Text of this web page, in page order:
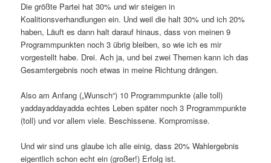
Die größte Partei hat 30% und wir steigen in
Koalitionsverhandlungen ein. Und weil die halt 30% und ich 20%
haben, Läuft es dann halt darauf hinaus, dass von meinen 9
Programmpunkten noch 3 übrig bleiben, so wie ich es mir
vorgestellt habe. Drei. Ach ja, und bei zwei Themen kann ich das
Gesamtergebnis noch etwas in meine Richtung drängen.
Also am Anfang („Wunsch“) 10 Programmpunkte (alle toll)
yaddayaddayadda echtes Leben später noch 3 Programmpunkte
(toll) und vor allem viele. Beschissene. Kompromisse.
Und wir sind uns glaube ich alle einig, dass 20% Wahlergebnis
eigentlich schon echt ein (großer!) Erfolg ist.